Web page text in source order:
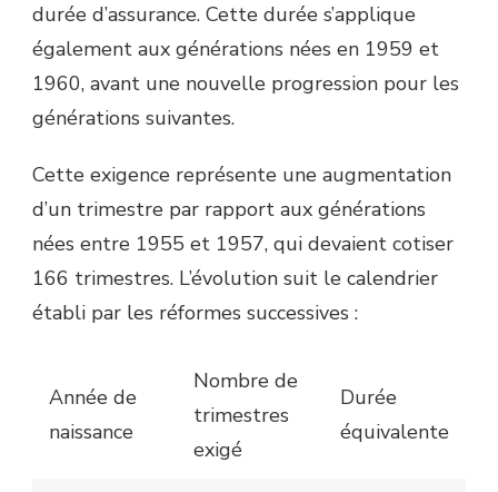
durée d’assurance. Cette durée s’applique
également aux générations nées en 1959 et
1960, avant une nouvelle progression pour les
générations suivantes.
Cette exigence représente une augmentation
d’un trimestre par rapport aux générations
nées entre 1955 et 1957, qui devaient cotiser
166 trimestres. L’évolution suit le calendrier
établi par les réformes successives :
Année de
naissance
Nombre de
trimestres
exigé
Durée
équivalente